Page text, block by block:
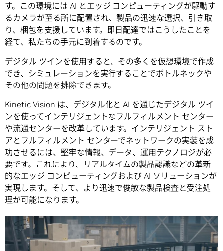
す。この環境には AI とエッジ コンピューティングが駆動す
るカメラが至る所に配置され、製品の迅速な選択、引き取
り、梱包を支援しています。即日配達ではこうしたことを
経て、私たちの手元に到着するのです。
デジタル ツインを使用すると、その多くを仮想環境で作成
でき、シミュレーションを実行することでボトルネックや
その他の問題を排除できます。
Kinetic Vision は、デジタル化と AI を通じたデジタル ツイ
ンを使ってインテリジェントなフルフィルメント センター
や流通センターを改革しています。インテリジェント スト
アとフルフィルメント センターでネットワークの実装を成
功させるには、堅牢な情報、データ、運用テクノロジが必
要です。これにより、リアルタイムの製品認識などの革新
的なエッジ コンピューティングおよび AI ソリューションが
実現します。そして、より迅速で俊敏な製品検査と受注処
理が可能になります。